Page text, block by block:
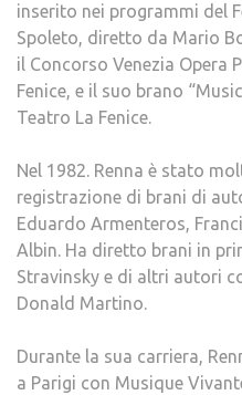
inserito nei programmi del
Spoleto, diretto da Mario
il Concorso Venezia Opera
Fenice, e il suo brano
Teatro La Fenice.
Nel 1982. Renna è stato
registrazione di brani di
Eduardo Armenteros,
Albin. Ha diretto brani in
Stravinsky e di altri autori
Donald Martino.
Durante la sua carriera,
a Parigi con Musique